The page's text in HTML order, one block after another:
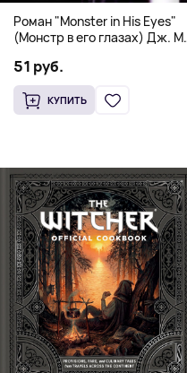
Роман "Monster in His Eyes"
(Монстр в его глазах) Дж. М.
18+
51 руб.
КУПИТЬ